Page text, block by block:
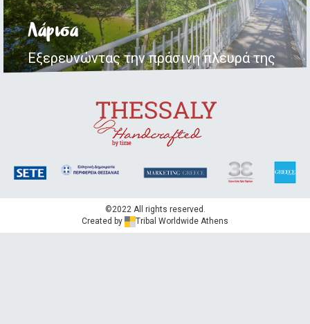
Λάρισα
Εξερευνώντας την πράσινη πλευρά της
©2022 All rights reserved.
Created by
Tribal Worldwide Athens